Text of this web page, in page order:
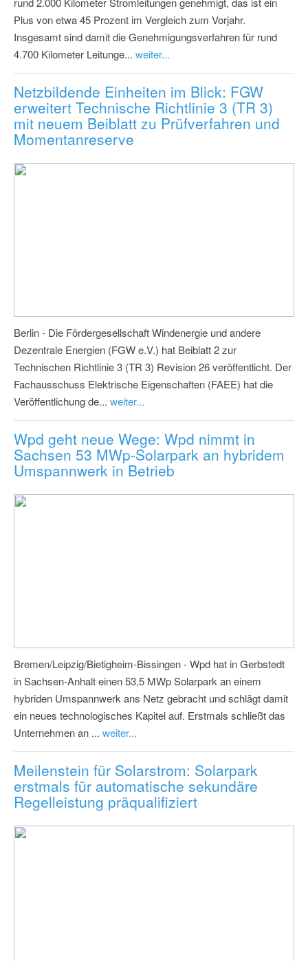
Plus von etwa 45 Prozent im Vergleich zum Vorjahr.
Insgesamt sind damit die Genehmigungsverfahren für rund
4.700 Kilometer Leitunge... weiter...
Netzbildende Einheiten im Blick: FGW
erweitert Technische Richtlinie 3 (TR 3)
mit neuem Beiblatt zu Prüfverfahren und
Momentanreserve
Berlin - Die Fördergesellschaft Windenergie und andere
Dezentrale Energien (FGW e.V.) hat Beiblatt 2 zur
Technischen Richtlinie 3 (TR 3) Revision 26 veröffentlicht. Der
Fachausschuss Elektrische Eigenschaften (FAEE) hat die
Veröffentlichung de... weiter...
Wpd geht neue Wege: Wpd nimmt in
Sachsen 53 MWp-Solarpark an hybridem
Umspannwerk in Betrieb
Bremen/Leipzig/Bietigheim-Bissingen - Wpd hat in Gerbstedt
in Sachsen-Anhalt einen 53,5 MWp Solarpark an einem
hybriden Umspannwerk ans Netz gebracht und schlägt damit
ein neues technologisches Kapitel auf. Erstmals schließt das
Unternehmen an ... weiter...
Meilenstein für Solarstrom: Solarpark
erstmals für automatische sekundäre
Regelleistung präqualifiziert